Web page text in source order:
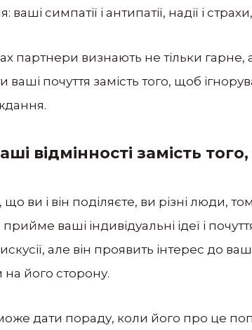
симпатії і антипатії, надії і
партнери визнають не тільки
ваші почуття замість того, щоб
відмінності замість
ви і він поділяєте, ви різні люди,
ваші індивідуальні ідеї і
але він проявить інтерес до
його сторону.
дати пораду, коли його про це